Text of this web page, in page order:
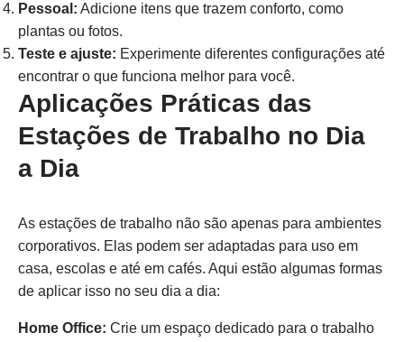
Pessoal: Adicione itens que trazem conforto, como
plantas ou fotos.
Teste e ajuste: Experimente diferentes configurações até
encontrar o que funciona melhor para você.
Aplicações Práticas das
Estações de Trabalho no Dia
a Dia
As estações de trabalho não são apenas para ambientes
corporativos. Elas podem ser adaptadas para uso em
casa, escolas e até em cafés. Aqui estão algumas formas
de aplicar isso no seu dia a dia:
Home Office: Crie um espaço dedicado para o trabalho